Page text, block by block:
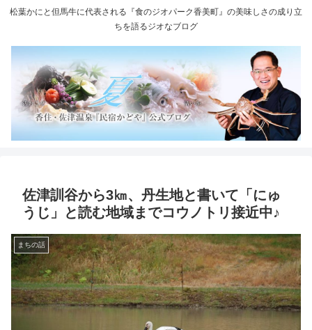
松葉かにと但馬牛に代表される『食のジオパーク香美町』の美味しさの成り立
ちを語るジオなブログ
佐津訓谷から3㎞、丹生地と書いて「にゅ
うじ」と読む地域までコウノトリ接近中♪
まちの話